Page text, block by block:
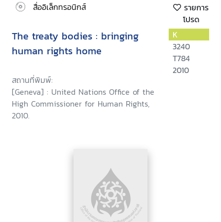
สื่ออิเล็กทรอนิกส์
รายการ
โปรด
The treaty bodies : bringing
human rights home
สถานที่พิมพ์:
[Geneva] : United Nations Office of the
High Commissioner for Human Rights,
2010.
K
3240
T784
2010